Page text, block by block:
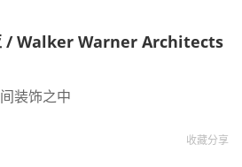
/ Walker Warner Architects
装饰之中
收藏分享